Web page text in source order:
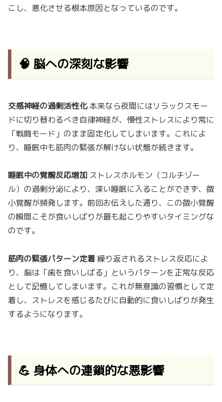
こし、悪化させる根本原因となっているのです。
🧠 脳への深刻な影響
交感神経の過剰活性化本来なら夜間にはリラックスモー
ドに切り替わるべき自律神経が、慢性ストレスにより常に
「戦闘モード」のまま固定化してしまいます。これによ
り、睡眠中も筋肉の緊張が解けない状態が続きます。
睡眠中の覚醒反応増加 ストレスホルモン（コルチゾー
ル）の過剰分泌により、深い睡眠に入ることができず、微
小覚醒が頻発します。前回お伝えした通り、この微小覚醒
の瞬間こそが食いしばりが最も起こりやすいタイミングな
のです。
筋肉の緊張パターン定着繰り返されるストレス反応によ
り、脳は「歯を食いしばる」というパターンを正常な反応
として記憶してしまいます。これが無意識の習慣として定
着し、ストレスを感じるたびに自動的に食いしばりが発生
するようになります。
💪 身体への連鎖的な悪影響